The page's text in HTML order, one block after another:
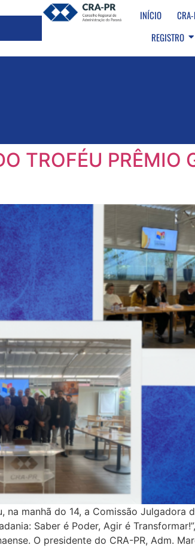
INÍCIO
REGISTRO
TROFÉU PRÊMIO
manhã do 14, a Comissão Julgadora
Saber é Poder, Agir é
O presidente do CRA-PR, Adm.